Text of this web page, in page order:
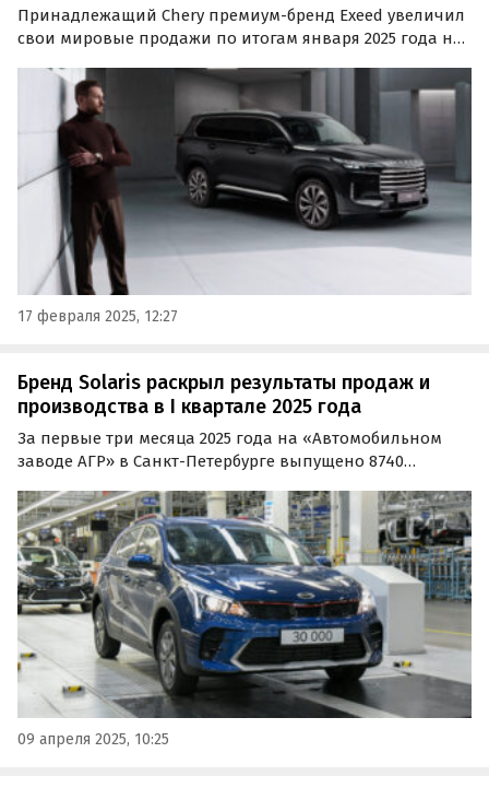
Принадлежащий Chery премиум-бренд Exeed увеличил
свои мировые продажи по итогам января 2025 года на
Об этом в понедельник сообщила пресс-служба
компании.
17 февраля 2025, 12:27
Бренд Solaris раскрыл результаты продаж и
производства в I квартале 2025 года
За первые три месяца 2025 года на «Автомобильном
заводе АГР» в Санкт-Петербурге выпущено 8740
производство модельного ряда организовано по
технологии полного производственного цикла с
сохранением всех…
09 апреля 2025, 10:25